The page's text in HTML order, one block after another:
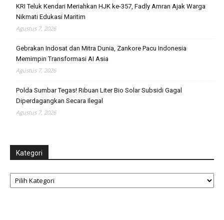
KRI Teluk Kendari Meriahkan HJK ke-357, Fadly Amran Ajak Warga
Nikmati Edukasi Maritim
Agustus 7, 2026
Gebrakan Indosat dan Mitra Dunia, Zankore Pacu Indonesia
Memimpin Transformasi AI Asia
Agustus 7, 2026
Polda Sumbar Tegas! Ribuan Liter Bio Solar Subsidi Gagal
Diperdagangkan Secara Ilegal
Agustus 7, 2026
Kategori